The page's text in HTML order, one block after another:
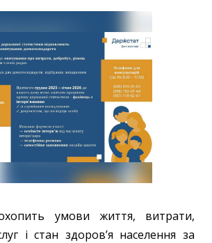
умови життя, витрати,
і стан здоров’я населення за